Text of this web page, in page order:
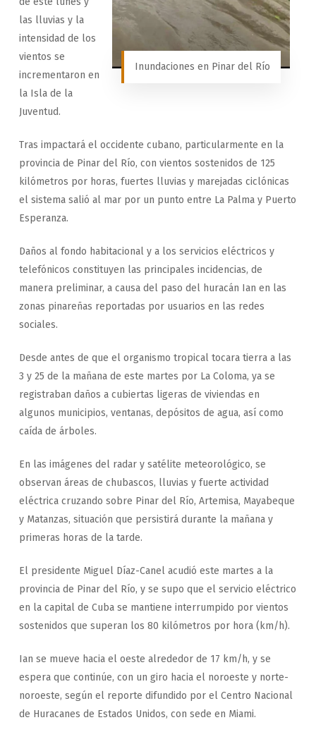
Inundaciones en Pinar del Río
las lluvias y la
intensidad de los
vientos se
incrementaron en
la Isla de la
Juventud.
Tras impactará el occidente cubano, particularmente en la
provincia de Pinar del Río, con vientos sostenidos de 125
kilómetros por horas, fuertes lluvias y marejadas ciclónicas
el sistema salió al mar por un punto entre La Palma y Puerto
Esperanza.
Daños al fondo habitacional y a los servicios eléctricos y
telefónicos constituyen las principales incidencias, de
manera preliminar, a causa del paso del huracán Ian en las
zonas pinareñas reportadas por usuarios en las redes
sociales.
Desde antes de que el organismo tropical tocara tierra a las
3 y 25 de la mañana de este martes por La Coloma, ya se
registraban daños a cubiertas ligeras de viviendas en
algunos municipios, ventanas, depósitos de agua, así como
caída de árboles.
En las imágenes del radar y satélite meteorológico, se
observan áreas de chubascos, lluvias y fuerte actividad
eléctrica cruzando sobre Pinar del Río, Artemisa, Mayabeque
y Matanzas, situación que persistirá durante la mañana y
primeras horas de la tarde.
El presidente Miguel Díaz-Canel acudió este martes a la
provincia de Pinar del Río, y se supo que el servicio eléctrico
en la capital de Cuba se mantiene interrumpido por vientos
sostenidos que superan los 80 kilómetros por hora (km/h).
Ian se mueve hacia el oeste alrededor de 17 km/h, y se
espera que continúe, con un giro hacia el noroeste y norte-
noroeste, según el reporte difundido por el Centro Nacional
de Huracanes de Estados Unidos, con sede en Miami.